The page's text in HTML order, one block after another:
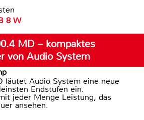
8 W
MD – kompaktes
von Audio System
läutet Audio System eine neue
Endstufen ein.
jeder Menge Leistung, das
ansehen.